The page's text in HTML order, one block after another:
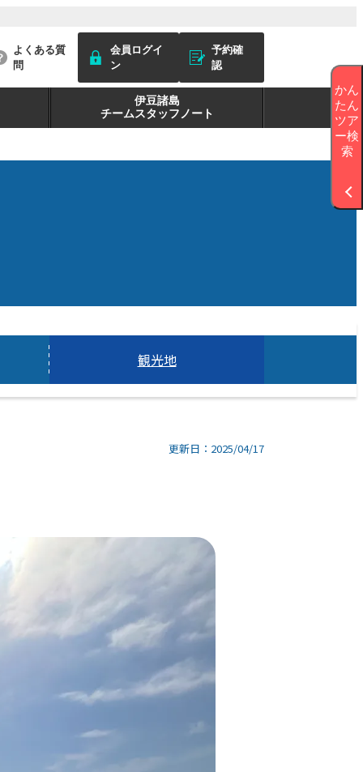
よくある質
問
会員ログイ
ン
予約確
認
伊豆諸島
チームスタッフノート
観光地
更新日：2025/04/17
かん
たん
ツア
ー検
索